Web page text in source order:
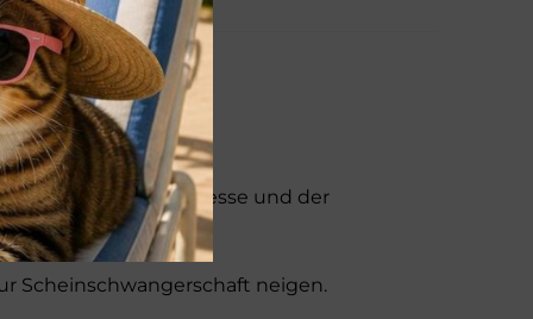
Strapazen
hormoneller Prozesse und der
Scheinschwangerschaft neigen.